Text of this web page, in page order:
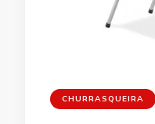
CHURRASQUEIRA